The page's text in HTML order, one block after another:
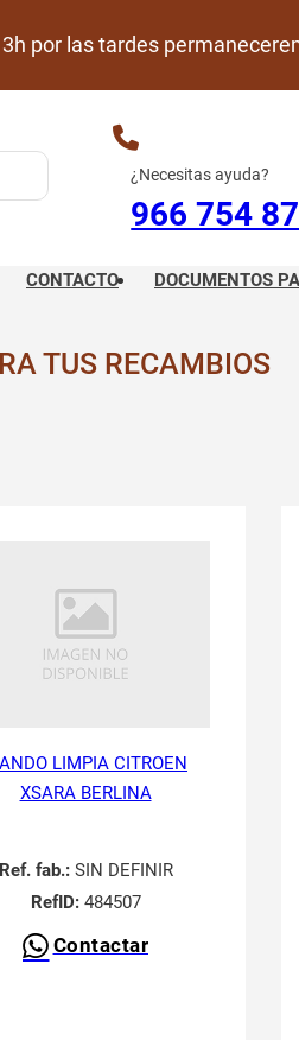
por las tardes
¿Necesitas ayuda?
966 754
CONTACTO DOCUMENTOS
TUS RECAMBIOS
LIMPIA CITROEN
XSARA BERLINA
Ref. fab.:SIN DEFINIR
RefID:484507
Contactar